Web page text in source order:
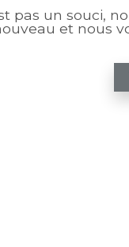
pas un souci,
et nous